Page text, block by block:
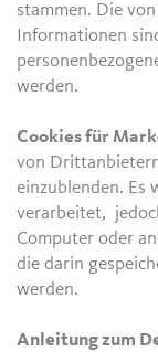
stammen. Die
Informationen
werden.
Cookies für
von
einzublenden. Es
verarbeitet,
Computer oder
die darin
werden.
Anleitung zum